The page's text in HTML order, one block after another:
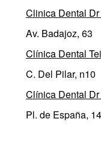
Clinica Dental
Av. Badajoz, 63
Clínica Dental
C. Del Pilar, n10
Clínica Dental
Pl. de España, 14